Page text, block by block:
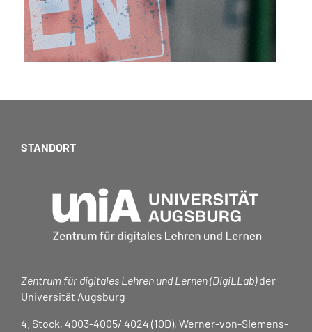
STANDORT
Zentrum für digitales Lehren und Lernen (DigiLLab)der
Universität Augsburg
4. Stock, 4003-4005/ 4024 (10D), Werner-von-Siemens-